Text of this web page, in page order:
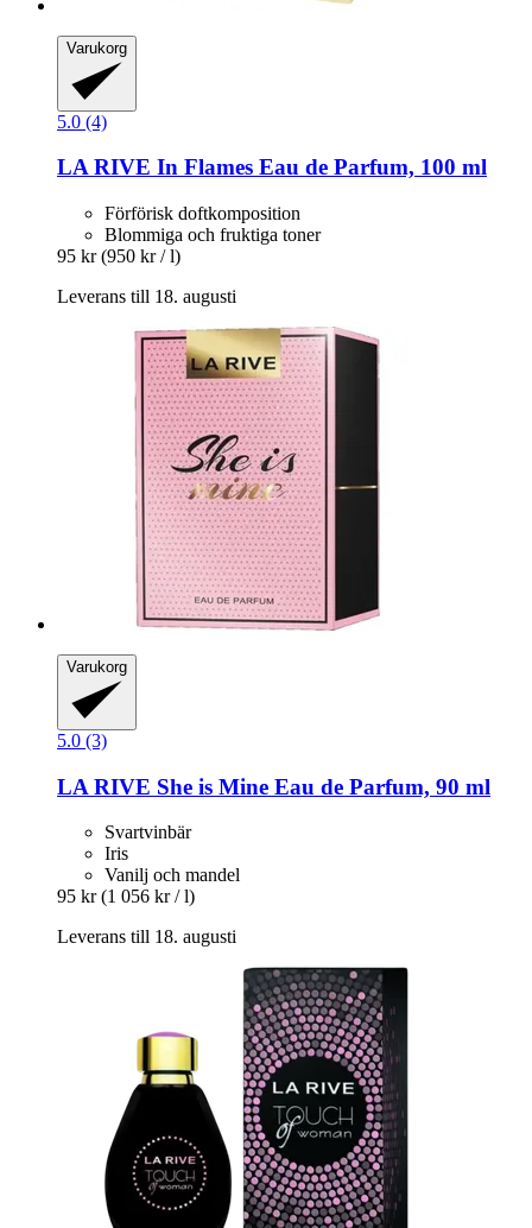
Varukorg
5.0 (4)
LA RIVE In Flames Eau de Parfum, 100 ml
Förförisk doftkomposition
Blommiga och fruktiga toner
95 kr (950 kr / l)
Leverans till 18. augusti
Varukorg
5.0 (3)
LA RIVE She is Mine Eau de Parfum, 90 ml
Svartvinbär
Iris
Vanilj och mandel
95 kr (1 056 kr / l)
Leverans till 18. augusti